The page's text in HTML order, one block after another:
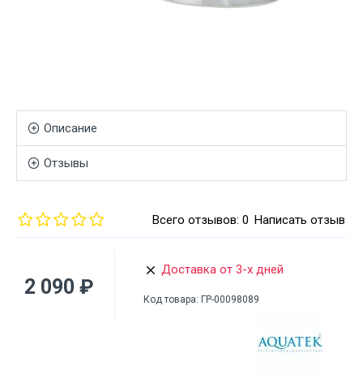
Описание
Отзывы
Всего отзывов: 0 Написать отзыв
2 090 ₽
Доставка от 3-х дней
Код товара: ГР-00098089